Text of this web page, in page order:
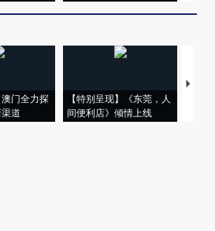
澳门全力探
道
【特别呈现】《东莞，人
间便利店》倾情上线
【推
会，